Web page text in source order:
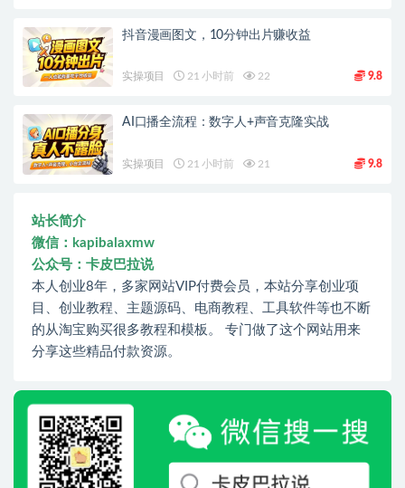
抖音漫画图文，10分钟出片赚收益
实操项目 21 小时前 22 9.8
AI口播全流程：数字人+声音克隆实战
实操项目 21 小时前 21 9.8
站长简介
微信：kapibalaxmw
公众号：卡皮巴拉说
本人创业8年，多家网站VIP付费会员，本站分享创业项
目、创业教程、主题源码、电商教程、工具软件等也不断
的从淘宝购买很多教程和模板。 专门做了这个网站用来
分享这些精品付款资源。